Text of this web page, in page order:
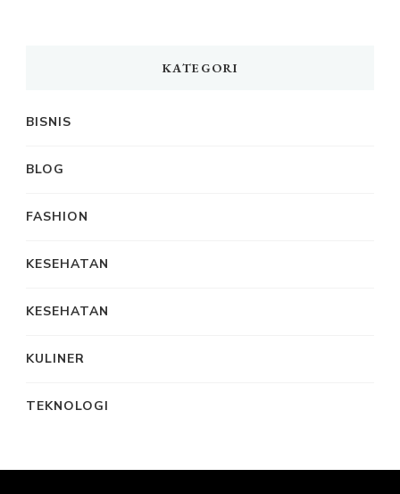
KATEGORI
BISNIS
BLOG
FASHION
KESEHATAN
KESEHATAN
KULINER
TEKNOLOGI